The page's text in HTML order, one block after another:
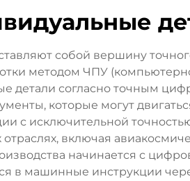
собой вершину
методом ЧПУ
детали согласно точным
которые могут
с исключительной
включая
начинается с
в машинные инструкции